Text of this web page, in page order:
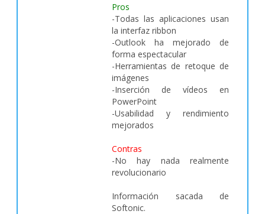
Pros
-Todas las aplicaciones usan
la interfaz ribbon
-Outlook ha mejorado de
forma espectacular
-Herramientas de retoque de
imágenes
-Inserción de vídeos en
PowerPoint
-Usabilidad y rendimiento
mejorados
Contras
-No hay nada realmente
revolucionario
Información sacada de
Softonic.